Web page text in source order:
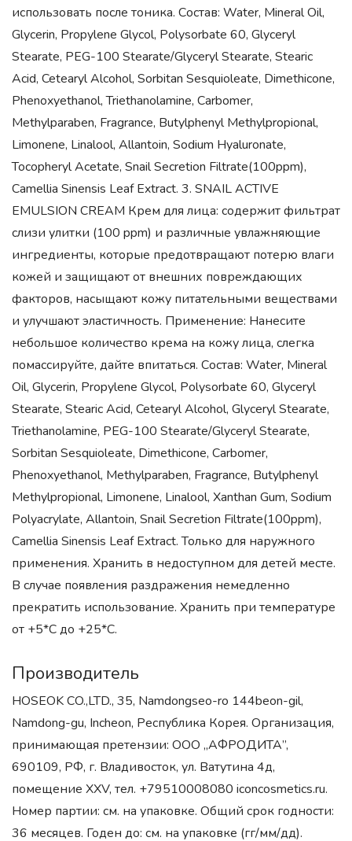
использовать после тоника. Состав: Water, Mineral Oil,
Glycerin, Propylene Glycol, Polysorbate 60, Glyceryl
Stearate, PEG-100 Stearate/Glyceryl Stearate, Stearic
Acid, Cetearyl Alcohol, Sorbitan Sesquioleate, Dimethicone,
Phenoxyethanol, Triethanolamine, Carbomer,
Methylparaben, Fragrance, Butylphenyl Methylpropional,
Limonene, Linalool, Allantoin, Sodium Hyaluronate,
Tocopheryl Acetate, Snail Secretion Filtrate(100ppm),
Camellia Sinensis Leaf Extract. 3. SNAIL ACTIVE
EMULSION CREAM Крем для лица: содержит фильтрат
слизи улитки (100 ppm) и различные увлажняющие
ингредиенты, которые предотвращают потерю влаги
кожей и защищают от внешних повреждающих
факторов, насыщают кожу питательными веществами
и улучшают эластичность. Применение: Нанесите
небольшое количество крема на кожу лица, слегка
помассируйте, дайте впитаться. Состав: Water, Mineral
Oil, Glycerin, Propylene Glycol, Polysorbate 60, Glyceryl
Stearate, Stearic Acid, Cetearyl Alcohol, Glyceryl Stearate,
Triethanolamine, PEG-100 Stearate/Glyceryl Stearate,
Sorbitan Sesquioleate, Dimethicone, Carbomer,
Phenoxyethanol, Methylparaben, Fragrance, Butylphenyl
Methylpropional, Limonene, Linalool, Xanthan Gum, Sodium
Polyacrylate, Allantoin, Snail Secretion Filtrate(100ppm),
Camellia Sinensis Leaf Extract. Только для наружного
применения. Хранить в недоступном для детей месте.
В случае появления раздражения немедленно
прекратить использование. Хранить при температуре
от +5*С до +25*С.
Производитель
HOSEOK CO.,LTD., 35, Namdongseo-ro 144beon-gil,
Namdong-gu, Incheon, Республика Корея. Организация,
принимающая претензии: ООО „АФРОДИТА”,
690109, РФ, г. Владивосток, ул. Ватутина 4д,
помещение XXV, тел. +79510008080 iconcosmetics.ru.
Номер партии: см. на упаковке. Общий срок годности:
36 месяцев. Годен до: см. на упаковке (гг/мм/дд).